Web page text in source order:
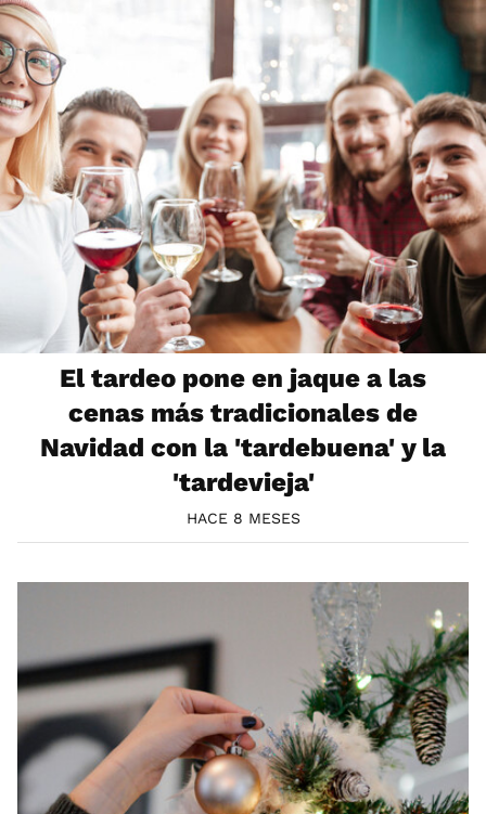
El tardeo pone en jaque a las
cenas más tradicionales de
Navidad con la 'tardebuena' y la
'tardevieja'
HACE 8 MESES